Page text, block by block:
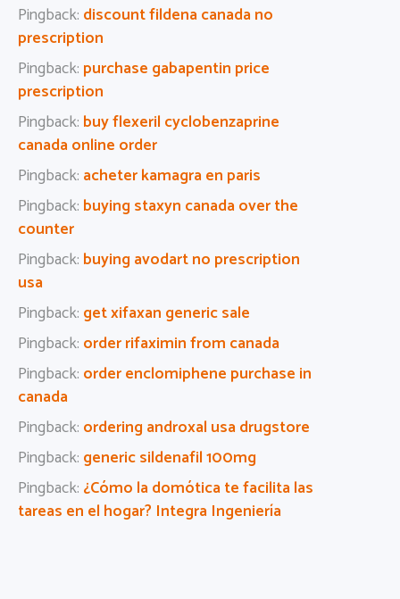
Pingback: discount fildena canada no
prescription
Pingback: purchase gabapentin price
prescription
Pingback: buy flexeril cyclobenzaprine
canada online order
Pingback: acheter kamagra en paris
Pingback: buying staxyn canada over the
counter
Pingback: buying avodart no prescription
usa
Pingback: get xifaxan generic sale
Pingback: order rifaximin from canada
Pingback: order enclomiphene purchase in
canada
Pingback: ordering androxal usa drugstore
Pingback: generic sildenafil 100mg
Pingback: ¿Cómo la domótica te facilita las
tareas en el hogar? Integra Ingeniería